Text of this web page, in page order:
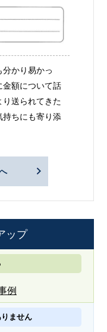
かり易かっ
金額について話
り送られてきた
持ちにも寄り添
ップ
例
ません